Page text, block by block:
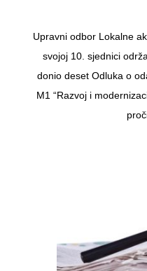
Upravni odbor Lokalne
svojoj 10. sjednici
donio deset Odluka o
M1 “Razvoj i